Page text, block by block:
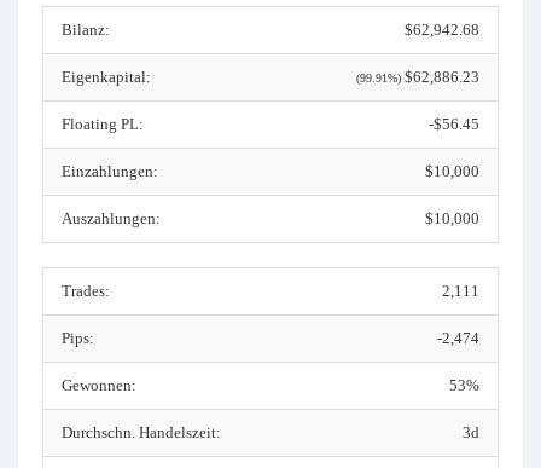
Bilanz: $62,942.68
Eigenkapital: (99.91%) $62,886.23
Floating PL: -$56.45
Einzahlungen: $10,000
Auszahlungen: $10,000
Trades: 2,111
Pips: -2,474
Gewonnen: 53%
Durchschn. Handelszeit: 3d